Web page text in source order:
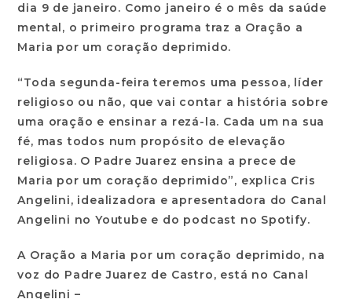
dia 9 de janeiro. Como janeiro é o mês da saúde
mental, o primeiro programa traz a Oração a
Maria por um coração deprimido.
“Toda segunda-feira teremos uma pessoa, líder
religioso ou não, que vai contar a história sobre
uma oração e ensinar a rezá-la. Cada um na sua
fé, mas todos num propósito de elevação
religiosa. O Padre Juarez ensina a prece de
Maria por um coração deprimido”, explica Cris
Angelini, idealizadora e apresentadora do Canal
Angelini no Youtube e do podcast no Spotify.
A Oração a Maria por um coração deprimido, na
voz do Padre Juarez de Castro, está no Canal
Angelini –